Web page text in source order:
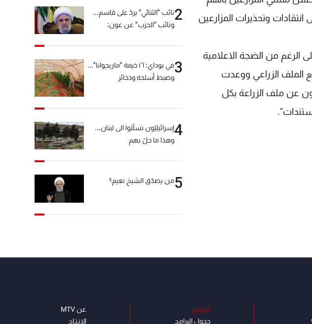
وتحذيرات المزارعين
الرغم من الضجة الاعلامية
الملف الزراعي ووعدت
عن ملف الزراعة بكل
2نائب "الثنائي" يردّ على قاسم...
ونائب "الحزب" عن عون:
3
في بوداي: ١٦ خيمة "ماريجوانا"...
وضبط أسلحة وذخائر
4إسرائيليّون تسلّلوا الى لبنان...
وهذا ما حلّ بهم
5من يصدّق الشيخ نعيم؟
البرامج
جدول البرامج
عن MTV
الإنـتـاج